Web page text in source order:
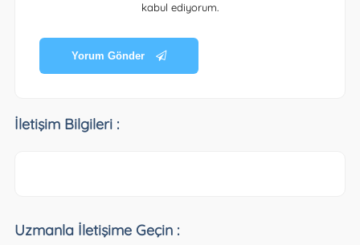
kabul ediyorum.
Yorum Gönder
İletişim Bilgileri :
Uzmanla İletişime Geçin :